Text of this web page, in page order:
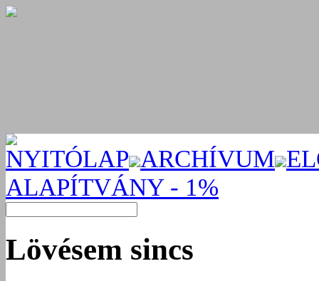
NYITÓLAP ARCHÍVUM
ALAPÍTVÁNY - 1%
Lövésem sincs